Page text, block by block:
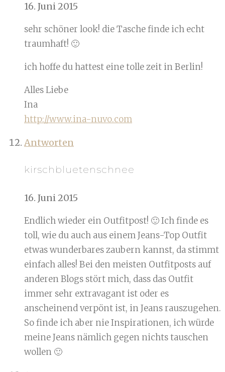
16. Juni 2015
sehr schöner look! die Tasche finde ich echt
traumhaft! 🙂
ich hoffe du hattest eine tolle zeit in Berlin!
Alles Liebe
Ina
http://www.ina-nuvo.com
Antworten
kirschbluetenschnee
16. Juni 2015
Endlich wieder ein Outfitpost! 🙂 Ich finde es
toll, wie du auch aus einem Jeans-Top Outfit
etwas wunderbares zaubern kannst, da stimmt
einfach alles! Bei den meisten Outfitposts auf
anderen Blogs stört mich, dass das Outfit
immer sehr extravagant ist oder es
anscheinend verpönt ist, in Jeans rauszugehen.
So finde ich aber nie Inspirationen, ich würde
meine Jeans nämlich gegen nichts tauschen
wollen 🙂